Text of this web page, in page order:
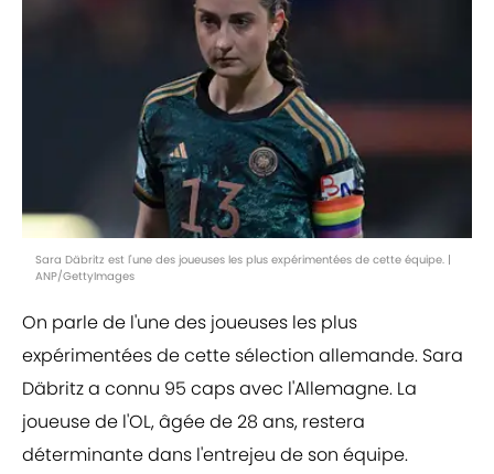
Sara Däbritz est l'une des joueuses les plus expérimentées de cette équipe. |
ANP/GettyImages
On parle de l'une des joueuses les plus
expérimentées de cette sélection allemande. Sara
Däbritz a connu 95 caps avec l'Allemagne. La
joueuse de l'OL, âgée de 28 ans, restera
déterminante dans l'entrejeu de son équipe.